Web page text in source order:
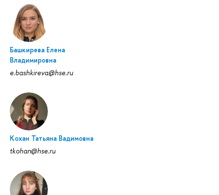
Башкирева Елена
Владимировна
e.bashkireva@hse.ru
Кохан Татьяна Вадимовна
tkohan@hse.ru